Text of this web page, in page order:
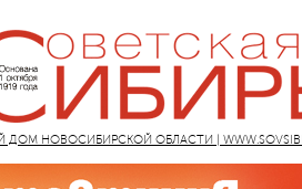
ДОМ НОВОСИБИРСКОЙ ОБЛАСТИ |